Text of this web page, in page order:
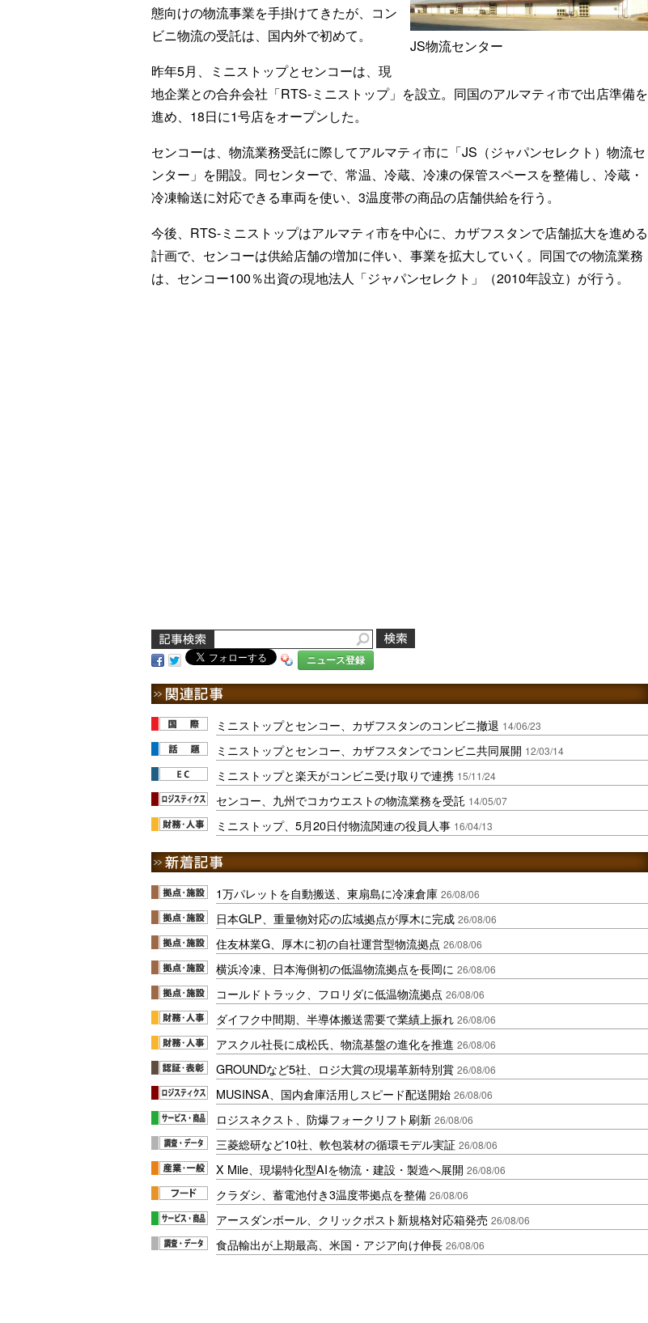
JS物流センター
態向けの物流事業を手掛けてきたが、コン
ビニ物流の受託は、国内外で初めて。
昨年5月、ミニストップとセンコーは、現
地企業との合弁会社「RTS-ミニストップ」を設立。同国のアルマティ市で出店準備を
進め、18日に1号店をオープンした。
センコーは、物流業務受託に際してアルマティ市に「JS（ジャパンセレクト）物流セ
ンター」を開設。同センターで、常温、冷蔵、冷凍の保管スペースを整備し、冷蔵・
冷凍輸送に対応できる車両を使い、3温度帯の商品の店舗供給を行う。
今後、RTS-ミニストップはアルマティ市を中心に、カザフスタンで店舗拡大を進める
計画で、センコーは供給店舗の増加に伴い、事業を拡大していく。同国での物流業務
は、センコー100％出資の現地法人「ジャパンセレクト」（2010年設立）が行う。
ニュース登録
ミニストップとセンコー、カザフスタンのコンビニ撤退 14/06/23
ミニストップとセンコー、カザフスタンでコンビニ共同展開 12/03/14
ミニストップと楽天がコンビニ受け取りで連携 15/11/24
センコー、九州でコカウエストの物流業務を受託 14/05/07
ミニストップ、5月20日付物流関連の役員人事 16/04/13
1万パレットを自動搬送、東扇島に冷凍倉庫 26/08/06
日本GLP、重量物対応の広域拠点が厚木に完成 26/08/06
住友林業G、厚木に初の自社運営型物流拠点 26/08/06
横浜冷凍、日本海側初の低温物流拠点を長岡に 26/08/06
コールドトラック、フロリダに低温物流拠点 26/08/06
ダイフク中間期、半導体搬送需要で業績上振れ 26/08/06
アスクル社長に成松氏、物流基盤の進化を推進 26/08/06
GROUNDなど5社、ロジ大賞の現場革新特別賞 26/08/06
MUSINSA、国内倉庫活用しスピード配送開始 26/08/06
ロジスネクスト、防爆フォークリフト刷新 26/08/06
三菱総研など10社、軟包装材の循環モデル実証 26/08/06
X Mile、現場特化型AIを物流・建設・製造へ展開 26/08/06
クラダシ、蓄電池付き3温度帯拠点を整備 26/08/06
アースダンボール、クリックポスト新規格対応箱発売 26/08/06
食品輸出が上期最高、米国・アジア向け伸長 26/08/06